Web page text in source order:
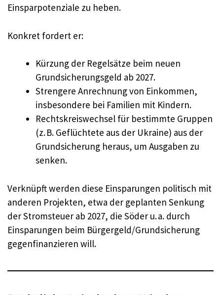
Einsparpotenziale zu heben.
Konkret fordert er:
Kürzung der Regelsätze beim neuen
Grundsicherungsgeld ab 2027.
Strengere Anrechnung von Einkommen,
insbesondere bei Familien mit Kindern.
Rechtskreiswechsel für bestimmte Gruppen
(z. B. Geflüchtete aus der Ukraine) aus der
Grundsicherung heraus, um Ausgaben zu
senken.
Verknüpft werden diese Einsparungen politisch mit
anderen Projekten, etwa der geplanten Senkung
der Stromsteuer ab 2027, die Söder u. a. durch
Einsparungen beim Bürgergeld/Grundsicherung
gegenfinanzieren will.